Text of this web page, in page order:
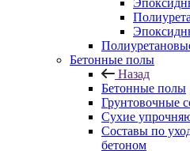
Бетонные полы
Назад
Бетонные полы
Грунтовочные
Сухие
Составы по
бетоном